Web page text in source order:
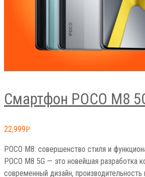
Смартфон POCO M8
22,999Р
POCO M8: совершенство стиля и
POCO M8 5G — это новейшая разработка
современный дизайн,